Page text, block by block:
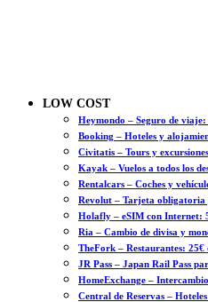
LOW COST
Heymondo – Seguro de viaje:
Booking – Hoteles y
Civitatis – Tours y
Kayak – Vuelos a todos los
Rentalcars – Coches y
Revolut – Tarjeta
Holafly – eSIM con Internet:
Ria – Cambio de divisa y
TheFork – Restaurantes: 25€
JR Pass – Japan Rail Pass
HomeExchange –
Central de Reservas –